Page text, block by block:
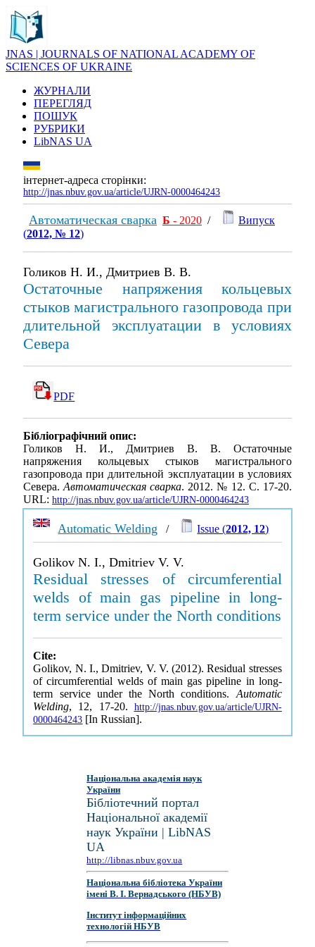
JNAS | JOURNALS OF NATIONAL ACADEMY OF
SCIENCES OF UKRAINE
ЖУРНАЛИ
ПЕРЕГЛЯД
ПОШУК
РУБРИКИ
LibNAS UA
інтернет-адреса сторінки:
http://jnas.nbuv.gov.ua/article/UJRN-0000464243
Автоматическая сварка Б - 2020 /
Випуск
(2012, № 12)
Голиков Н. И., Дмитриев В. В.
Остаточные напряжения кольцевых
стыков магистрального газопровода при
длительной эксплуатации в условиях
Севера
PDF
Бібліографічний опис:
Голиков Н. И., Дмитриев В. В. Остаточные
напряжения кольцевых стыков магистрального
газопровода при длительной эксплуатации в условиях
Севера.Автоматическая сварка. 2012. № 12. С. 17-20.
URL: http://jnas.nbuv.gov.ua/article/UJRN-0000464243
Automatic Welding / Issue (2012, 12)
Golikov N. I., Dmitriev V. V.
Residual stresses of circumferential
welds of main gas pipeline in long-
term service under the North conditions
Cite:
Golikov, N. I., Dmitriev, V. V. (2012). Residual stresses
of circumferential welds of main gas pipeline in long-
term service under the North conditions. Automatic
Welding, 12, 17-20. http://jnas.nbuv.gov.ua/article/UJRN-
0000464243 [In Russian].
Національна академія наук
України
Бібліотечний портал
Національної академії
наук України | LibNAS
UA
http://libnas.nbuv.gov.ua
Національна бібліотека України
імені В. І. Вернадського (НБУВ)
Інститут інформаційних
технологій НБУВ